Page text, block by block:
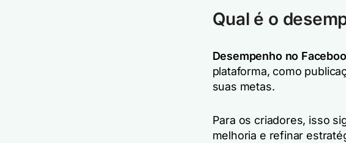
Qual é o
Desempenho no
plataforma, como
suas metas.
Para os criadores, isso
melhoria e refinar